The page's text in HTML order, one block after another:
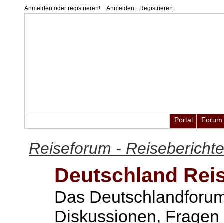
Anmelden oder registrieren! Anmelden Registrieren
Portal Forum
Reiseforum - Reiseberichte
Deutschland
Das
Diskussionen,